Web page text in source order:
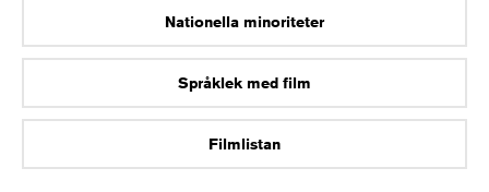
Nationella minoriteter
Språklek med film
Filmlistan